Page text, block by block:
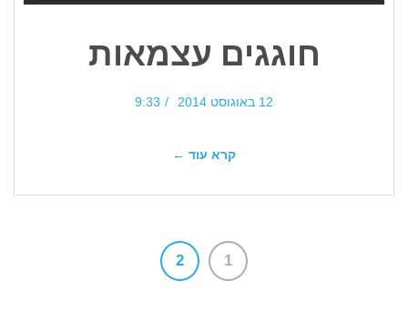
חוגגים עצמאות
12 באוגוסט 2014 9:33
קרא עוד ←
1
2